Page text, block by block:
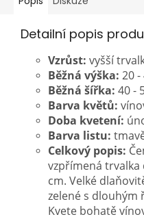
Detailní popis
Vzrůst: vyšší
Běžná výška: 20 -
Běžná šířka:
Barva květů:
Doba kvetení:
Barva listu:
Celkový popis:
vzpřímená trvalka
cm. Velké
zelené s dlouhým
Kvete bohatě